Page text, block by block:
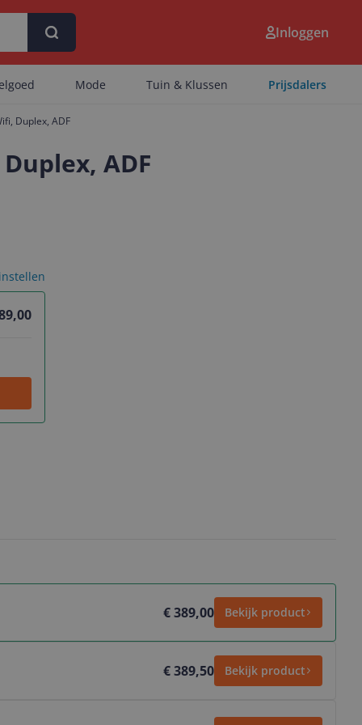
Inloggen
Mode Tuin & Klussen Prijsdalers
Duplex, ADF
ADF
€ 389,00 Bekijk product
€ 389,50 Bekijk product